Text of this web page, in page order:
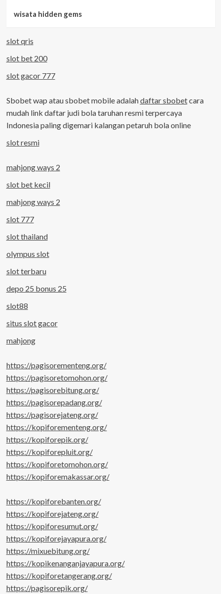
wisata hidden gems
slot qris
slot bet 200
slot gacor 777
Sbobet wap atau sbobet mobile adalahdaftar sbobetcara
mudah link daftar judi bola taruhan resmi terpercaya
Indonesia paling digemari kalangan petaruh bola online
slot resmi
mahjong ways 2
slot bet kecil
mahjong ways 2
slot 777
slot thailand
olympus slot
slot terbaru
depo 25 bonus 25
slot88
situs slot gacor
mahjong
https://pagisorementeng.org/
https://pagisoretomohon.org/
https://pagisorebitung.org/
https://pagisorepadang.org/
https://pagisorejateng.org/
https://kopiforementeng.org/
https://kopiforepik.org/
https://kopiforepluit.org/
https://kopiforetomohon.org/
https://kopiforemakassar.org/
https://kopiforebanten.org/
https://kopiforejateng.org/
https://kopiforesumut.org/
https://kopiforejayapura.org/
https://mixuebitung.org/
https://kopikenanganjayapura.org/
https://kopiforetangerang.org/
https://pagisorepik.org/